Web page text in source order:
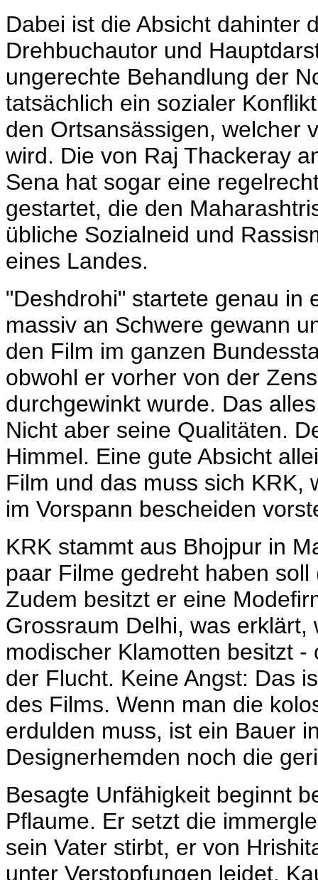
Dabei ist die Absicht dahinter
Drehbuchautor und
ungerechte Behandlung der
tatsächlich ein sozialer
den Ortsansässigen, welcher
wird. Die von Raj Thackeray
Sena hat sogar eine
gestartet, die den
übliche Sozialneid und
eines Landes.
"Deshdrohi" startete genau in
massiv an Schwere gewann
den Film im ganzen
obwohl er vorher von der
durchgewinkt wurde. Das
Nicht aber seine Qualitäten.
Himmel. Eine gute Absicht
Film und das muss sich KRK,
im Vorspann bescheiden
KRK stammt aus Bhojpur in
paar Filme gedreht haben
Zudem besitzt er eine
Grossraum Delhi, was
modischer Klamotten besitzt
der Flucht. Keine Angst: Das
des Films. Wenn man die
erdulden muss, ist ein Bauer
Designerhemden noch die
Besagte Unfähigkeit beginnt
Pflaume. Er setzt die
sein Vater stirbt, er von
unter Verstopfungen leidet.